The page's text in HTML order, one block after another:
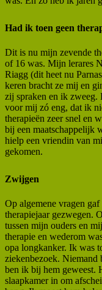
Had ik toen geen
Dit is nu mijn zevende
of 16 was. Mijn lerares
Riagg (dit heet nu
keren bracht ze mij en
zij spraken en ik zweeg.
voor mij zó eng, dat ik
therapieën zeer snel en
bij een maatschappelijk
hielp een vriendin van
gekomen.
Zwijgen
Op algemene vragen
therapiejaar gezwegen.
tussen mijn ouders en
therapie en wederom
opa longkanker. Ik was
ziekenbezoek. Niemand
ben ik bij hem geweest.
slaapkamer in om